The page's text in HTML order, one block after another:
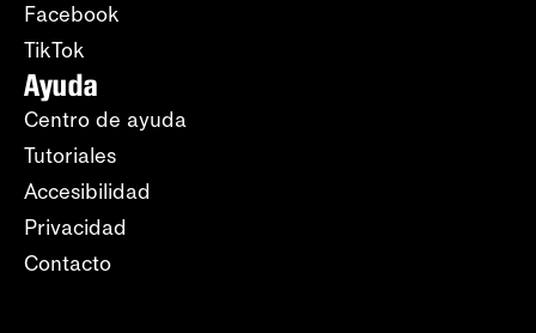
Facebook
TikTok
Ayuda
Centro de ayuda
Tutoriales
Accesibilidad
Privacidad
Contacto